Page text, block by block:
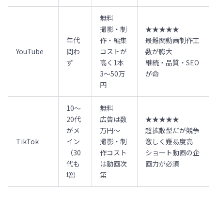
YouTube
年代
問わ
ず
無料
撮影・制
作・編集
コストが
高く1本
3〜50万
円
★★★★★
最難関動画制作工
数が膨大
継続・品質・SEO
が命
TikTok
10〜
20代
がメ
イン
（30
代も
増）
無料
広告は数
万円〜
撮影・制
作コスト
は動画次
第
★★★★★
超拡散型だが競争
激しく難易度高
ショート動画の企
画力が必須